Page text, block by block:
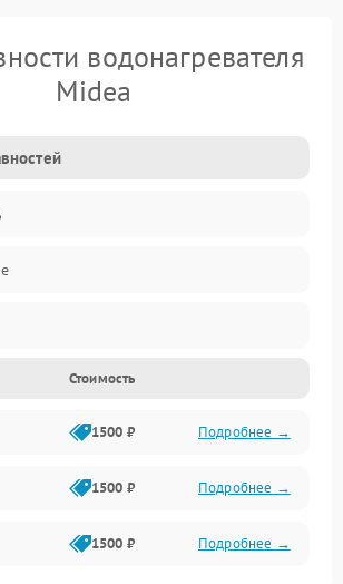
водонагревателя
Midea
Стоимость
1500 ₽ Подробнее →
1500 ₽ Подробнее →
1500 ₽ Подробнее →